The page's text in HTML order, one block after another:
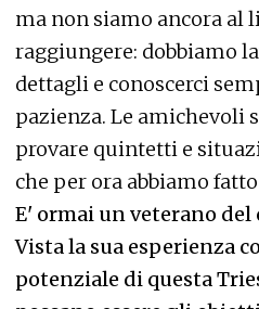
ma non siamo ancora al
raggiungere: dobbiamo
dettagli e conoscerci
pazienza. Le
provare quintetti e
che per ora abbiamo
E' ormai un veterano
Vista la sua esperienza
potenziale di questa